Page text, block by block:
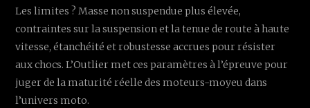
Les limites ? Masse non suspendue plus élevée,
contraintes sur la suspension et la tenue de route à haute
vitesse, étanchéité et robustesse accrues pour résister
aux chocs. L’Outlier met ces paramètres à l’épreuve pour
juger de la maturité réelle des moteurs-moyeu dans
l’univers moto.